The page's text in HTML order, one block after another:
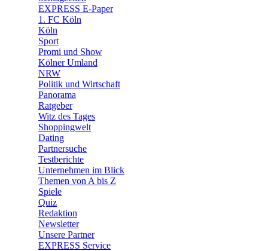
EXPRESS E-Paper
1. FC Köln
Köln
Sport
Promi und Show
Kölner Umland
NRW
Politik und Wirtschaft
Panorama
Ratgeber
Witz des Tages
Shoppingwelt
Dating
Partnersuche
Testberichte
Unternehmen im Blick
Themen von A bis Z
Spiele
Quiz
Redaktion
Newsletter
Unsere Partner
EXPRESS Service